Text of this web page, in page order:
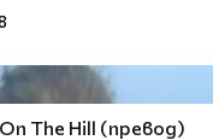
The Hill (превод)